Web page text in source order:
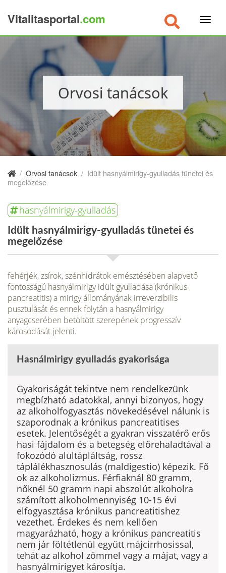
Vitalitasportal.com
Orvosi tanácsok
/ Orvosi tanácsok / Idült hasnyálmirigy-gyulladás tünetei és
megelőzése
hasnyálmirigy-gyulladás
Idült hasnyálmirigy-gyulladás tünetei és
megelőzése
fehérjék, zsírok, szénhidrátok emésztésében alapvető
fontosságú hasnyálmirigy idült gyulladása (krónikus
pancreatitis) a mirigy állo­mányának irreverzibilis
pusztulását és ennek folytán a hasnyálmirigy
anyagcserében betöltött szerepének progresszív
károsodását jelenti.
Hasnálmirigy gyulladás gyakorisága
Gyakoriságát tekintve nem rendelkezünk
megbízható adatokkal, annyi bizonyos, hogy
az alkoholfogyasztás növekedésével nálunk is
sza­porodnak a krónikus pancreatitises
esetek. Jelentőségét a gyakran visszatérő erős
hasi fájdalom és a betegség előrehaladtával a
fokozódó alultápláltság, rossz
táplálékhasznosulás (maldigestio) képezik. Fő
ok az alkoholizmus. Férfiaknál 80 gramm,
nőknél 50 gramm napi abszolút alkoholra
számított alkoholmennyiség 10-15 évi
elfogyasztása krónikus pancreatitishez
vezethet. Érdekes és nem kellően
magyarázható, hogy a krónikus pancreatitis
nem jár föltétlenül együtt májcirrhosissal,
tehát az alkohol zömmel vagy a májat, vagy a
hasnyálmirigyet károsítja.
×